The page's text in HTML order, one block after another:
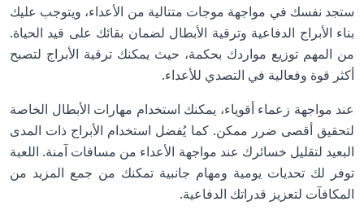
ستجد نفسك في مواجهة موجات متتالية من الأعداء، ويتوجب عليك
بناء الأبراج الدفاعية وترقية الأبطال لضمان بقائك على قيد الحياة.
من المهم توزيع مواردك بحكمة، حيث يمكنك ترقية الأبراج لتصبح
أكثر قوة وفعالية في التصدي للأعداء.
عند مواجهة زعماء أقوياء، يمكنك استخدام مهارات الأبطال الخاصة
لتحقيق أقصى ضرر ممكن. كما يُفضل استخدام الأبراج ذات المدى
البعيد لتقليل خسائرك عند مواجهة الأعداء من مسافات آمنة. اللعبة
توفر لك تحديات يومية ومهام جانبية تمكنك من جمع المزيد من
المكافآت لتعزيز قدراتك الدفاعية.